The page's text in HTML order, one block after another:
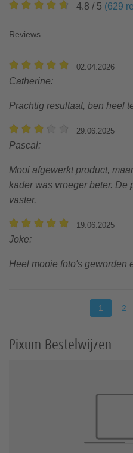
4.8 / 5 (629
Reviews
02.04.2026
Catherine:
Prachtig resultaat, ben heel
29.06.2025
Pascal:
Mooi afgewerkt product,
kader was vroeger beter. De
vaster.
19.06.2025
Joke:
Heel mooie foto's geworden
1 2
Pixum Bestelwijzen